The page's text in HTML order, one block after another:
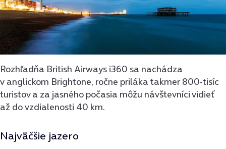
Rozhľadňa British Airways i360 sa nachádza
v anglickom Brightone, ročne priláka takmer 800-tisíc
turistov a za jasného počasia môžu návštevníci vidieť
až do vzdialenosti 40 km.
Najväčšie jazero